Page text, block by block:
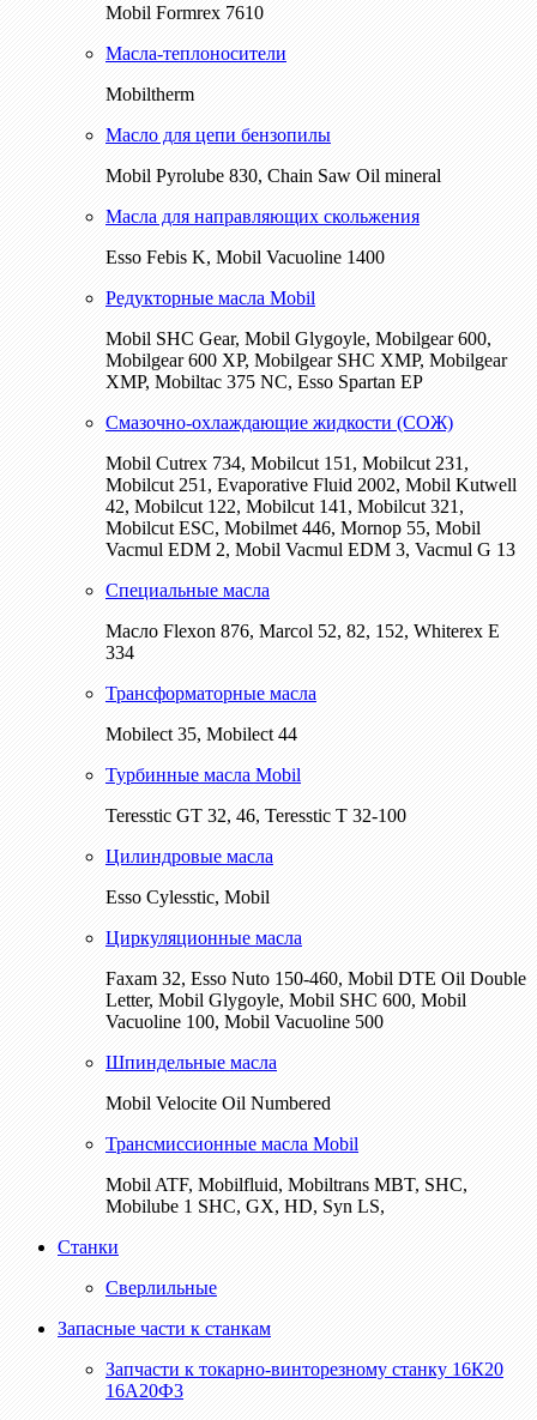
Mobil Formrex 7610
Масла-теплоносители
Mobiltherm
Масло для цепи бензопилы
Mobil Pyrolube 830, Chain Saw Oil mineral
Масла для направляющих скольжения
Esso Febis K, Mobil Vacuoline 1400
Редукторные масла Mobil
Mobil SHC Gear, Mobil Glygoyle, Mobilgear 600,
Mobilgear 600 XP, Mobilgear SHC XMP, Mobilgear
XМP, Mobiltac 375 NC, Esso Spartan EP
Смазочно-охлаждающие жидкости (СОЖ)
Mobil Cutrex 734, Mobilcut 151, Mobilcut 231,
Mobilcut 251, Evaporative Fluid 2002, Mobil Kutwell
42, Mobilcut 122, Mobilcut 141, Mobilcut 321,
Mobilcut ESC, Mobilmet 446, Mornop 55, Mobil
Vacmul EDM 2, Mobil Vacmul EDM 3, Vacmul G 13
Специальные масла
Масло Flexon 876, Marcol 52, 82, 152, Whiterex E
334
Трансформаторные масла
Mobilect 35, Mobilect 44
Турбинные масла Mobil
Teresstic GT 32, 46, Teresstic T 32-100
Цилиндровые масла
Esso Cylesstic, Mobil
Циркуляционные масла
Faxam 32, Esso Nuto 150-460, Mobil DTE Oil Double
Letter, Mobil Glygoyle, Mobil SHC 600, Mobil
Vacuoline 100, Mobil Vacuoline 500
Шпиндельные масла
Mobil Velocite Oil Numbered
Трансмиссионные масла Mobil
Mobil ATF, Mobilfluid, Mobiltrans MBT, SHC,
Mobilube 1 SHC, GX, HD, Syn LS,
Станки
Сверлильные
Запасные части к станкам
Запчасти к токарно-винторезному станку 16К20
16А20Ф3